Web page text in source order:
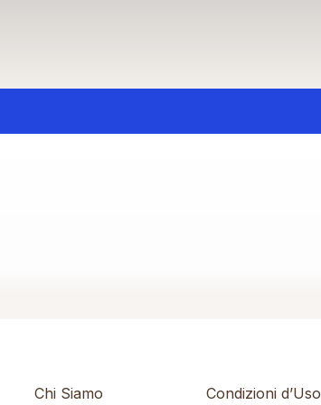
Chi Siamo Condizioni d’Uso